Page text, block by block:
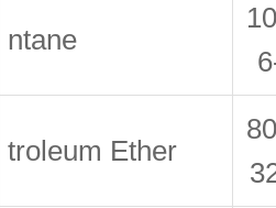
ntane
troleum Ether